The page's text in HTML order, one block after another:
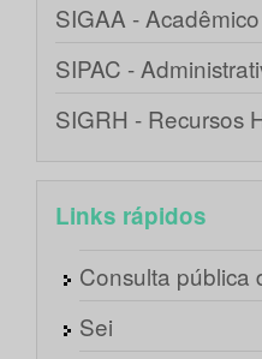
SIGAA - Acadêmico
SIPAC -
SIGRH - Recursos
Links rápidos
Consulta pública
Sei